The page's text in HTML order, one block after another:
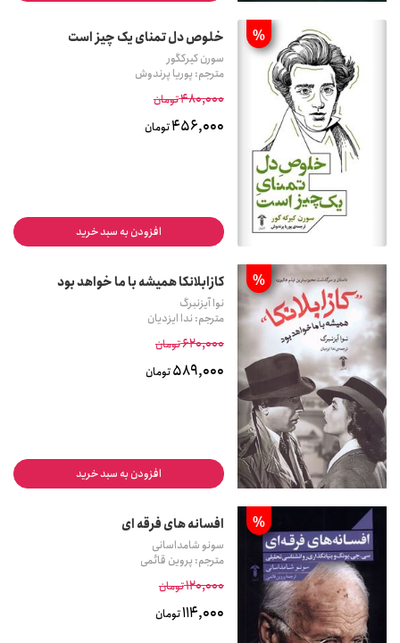
% خلوص دل تمنای یک چیز است
سورن کیرکگور
مترجم: پوریا پرندوش
480,000تومان
456,000تومان
افزودن به سبد خرید
% کازابلانکا همیشه با ما خواهد بود
نوا آیزنبرگ
مترجم: ندا ایزدیان
620,000تومان
589,000تومان
افزودن به سبد خرید
% افسانه های فرقه ای
سونو شامداسانی
مترجم: پروین قائمی
120,000تومان
114,000تومان